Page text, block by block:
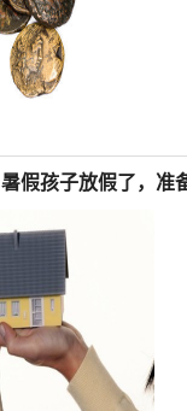
暑假孩子放假了，准